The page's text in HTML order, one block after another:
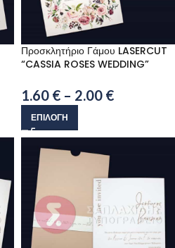
Προσκλητήριο Γάμου LASERCUT
“CASSIA ROSES WEDDING”
1.60 € – 2.00 €
ΕΠΙΛΟΓΉ